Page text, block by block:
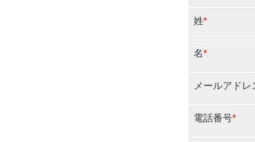
姓
名
メールアドレ
電話番号